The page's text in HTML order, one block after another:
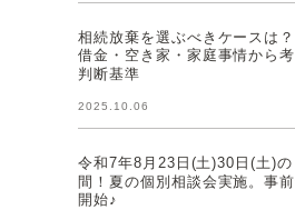
相続放棄を選ぶべきケースは？
借金・空き家・家庭事情から
判断基準
2025.10.06
令和7年8月23日(土)30日(土)の
間！夏の個別相談会実施。事
開始♪